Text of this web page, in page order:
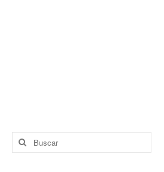
Buscar
por: